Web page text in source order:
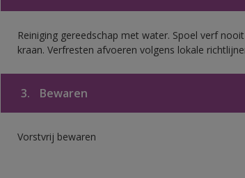
Reiniging gereedschap met water. Spoel verf
kraan. Verfresten afvoeren volgens lokale
3. Bewaren
Vorstvrij bewaren